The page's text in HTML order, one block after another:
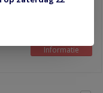
Informatie